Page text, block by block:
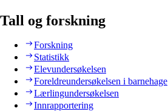
Tall og forskning
Forskning
Statistikk
Elevundersøkelsen
Foreldreundersøkelsen i barnehage
Lærlingundersøkelsen
Innrapportering